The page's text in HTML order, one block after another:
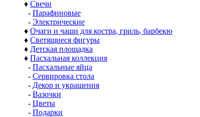
♦ Свечи
- Парафиновые
- Электрические
♦ Очаги и чаши для костра, гриль, барбекю
♦ Светящиеся фигуры
♦ Детская площадка
♦ Пасхальная коллекция
- Пасхальные яйца
- Сервировка стола
- Декор и украшения
- Вазочки
- Цветы
- Подарки